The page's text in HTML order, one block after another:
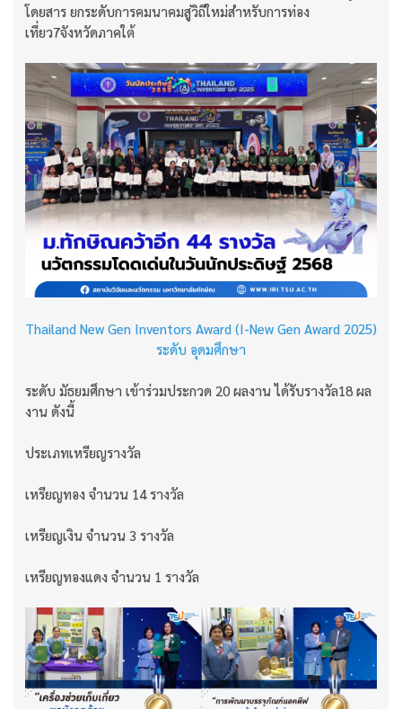
โดยสาร ยกระดับการคมนาคมสู่วิถีใหม่สำหรับการท่อง
เที่ยว7จังหวัดภาคใต้​
Thailand New Gen Inventors Award (I-New Gen Award 2025)
ระดับ อุดมศึกษา
ระดับ มัธยมศึกษา เข้าร่วมประกวด 20 ผลงาน ได้รับรางวัล18 ผล
งาน ดังนี้
ประเภทเหรียญรางวัล
เหรียญทอง จำนวน 14 รางวัล
เหรียญเงิน จำนวน 3 รางวัล
เหรียญทองแดง จำนวน 1 รางวัล